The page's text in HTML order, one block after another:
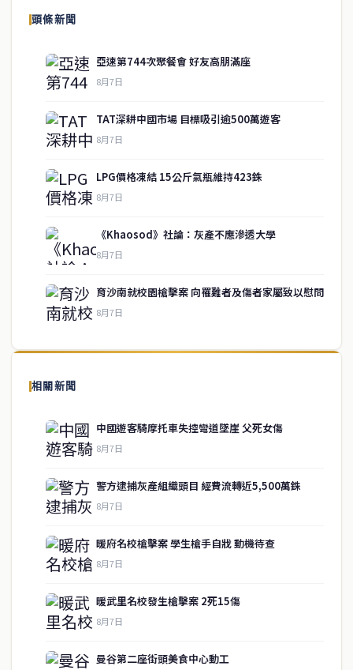
頭條新聞
亞速第744次聚餐會 好友高朋滿座
8月7日
TAT深耕中國市場 目標吸引逾500萬遊客
8月7日
LPG價格凍結 15公斤氣瓶維持423銖
8月7日
《Khaosod》社論：灰產不應滲透大學
8月7日
育沙南就校園槍擊案 向罹難者及傷者家屬致以慰問
8月7日
相關新聞
中國遊客騎摩托車失控彎道墜崖 父死女傷
8月7日
警方逮捕灰產組織頭目 經費流轉近5,500萬銖
8月7日
暖府名校槍擊案 學生槍手自戕 動機待查
8月7日
暖武里名校發生槍擊案 2死15傷
8月7日
曼谷第二座街頭美食中心動工
關於我們
泰國中文新聞（TCN）是一家總部設於曼谷的中文新聞媒體，致力於
供即時、客觀、多元的中文新聞內容。
房地產
聯絡資訊
歡迎來信洽詢合作事宜
service@thaichinesenews.com